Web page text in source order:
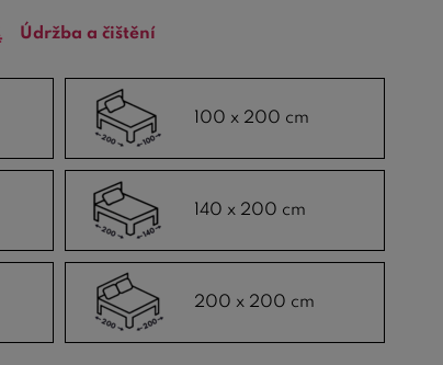
Údržba a čištění
100 x 200 cm
140 x 200 cm
200 x 200 cm